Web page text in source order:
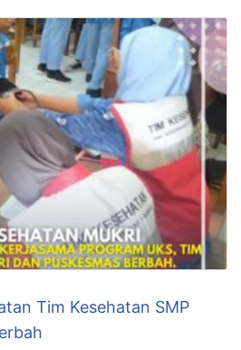
Tim Kesehatan SMP